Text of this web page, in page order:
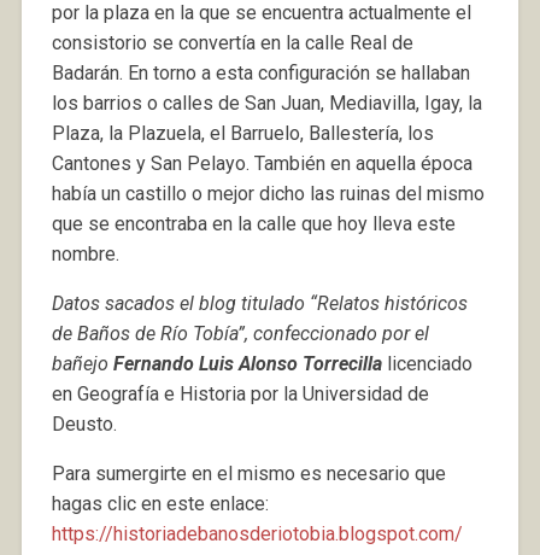
por la plaza en la que se encuentra actualmente el
consistorio se convertía en la calle Real de
Badarán. En torno a esta configuración se hallaban
los barrios o calles de San Juan, Mediavilla, Igay, la
Plaza, la Plazuela, el Barruelo, Ballestería, los
Cantones y San Pelayo. También en aquella época
había un castillo o mejor dicho las ruinas del mismo
que se encontraba en la calle que hoy lleva este
nombre.
Datos sacados el blog titulado “Relatos históricos
de Baños de Río Tobía”, confeccionado por el
bañejo Fernando Luis Alonso Torrecilla licenciado
en Geografía e Historia por la Universidad de
Deusto.
Para sumergirte en el mismo es necesario que
hagas clic en este enlace:
https://historiadebanosderiotobia.blogspot.com/